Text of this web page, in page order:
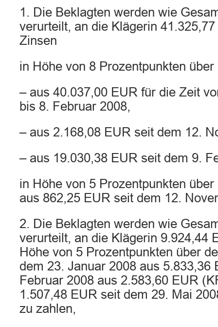
1. Die Beklagten werden wie
verurteilt, an die Klägerin
Zinsen
in Höhe von 8 Prozentpunkten
– aus 40.037,00 EUR für die Zeit
bis 8. Februar 2008,
– aus 2.168,08 EUR seit dem 12.
– aus 19.030,38 EUR seit dem 9.
in Höhe von 5 Prozentpunkten
aus 862,25 EUR seit dem 12.
2. Die Beklagten werden wie
verurteilt, an die Klägerin 9.924,44
Höhe von 5 Prozentpunkten über
dem 23. Januar 2008 aus 5.833,36
Februar 2008 aus 2.583,60 EUR
1.507,48 EUR seit dem 29. Mai
zu zahlen,